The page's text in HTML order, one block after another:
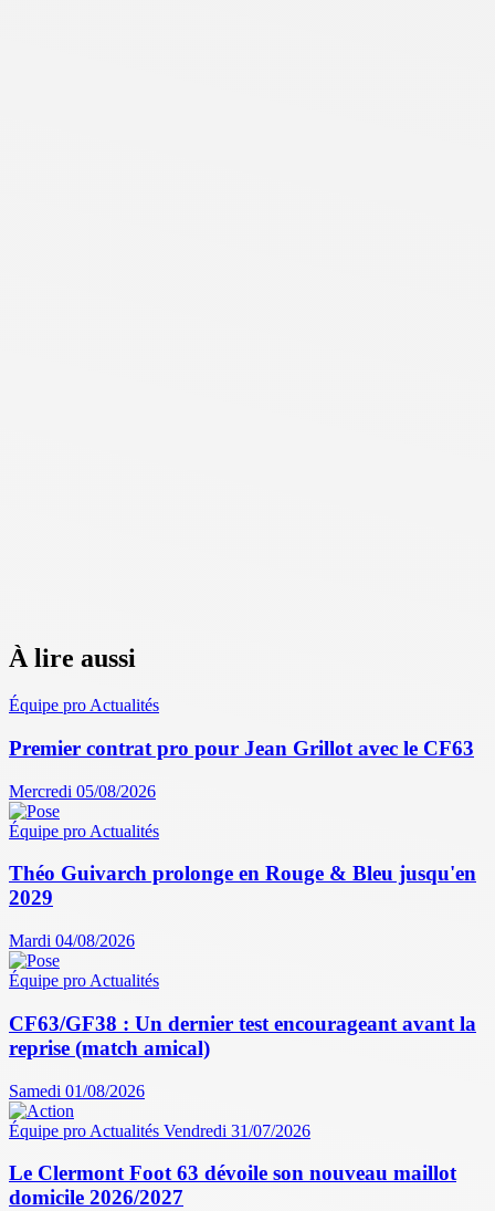
À lire aussi
Équipe pro Actualités
Premier contrat pro pour Jean Grillot avec le CF63
Mercredi 05/08/2026
Équipe pro Actualités
Théo Guivarch prolonge en Rouge & Bleu jusqu'en
2029
Mardi 04/08/2026
Équipe pro Actualités
CF63/GF38 : Un dernier test encourageant avant la
reprise (match amical)
Samedi 01/08/2026
Équipe pro Actualités Vendredi 31/07/2026
Le Clermont Foot 63 dévoile son nouveau maillot
domicile 2026/2027